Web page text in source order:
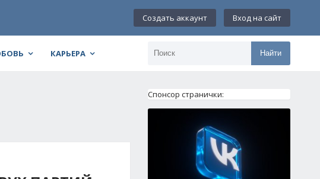
Создать аккаунт Вход на сайт
КАРЬЕРА Найти
Спонсор странички: